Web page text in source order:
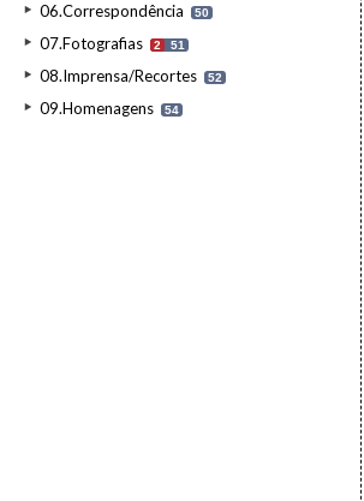
06.Correspondência 50
07.Fotografias 2 51
08.Imprensa/Recortes 52
09.Homenagens 54